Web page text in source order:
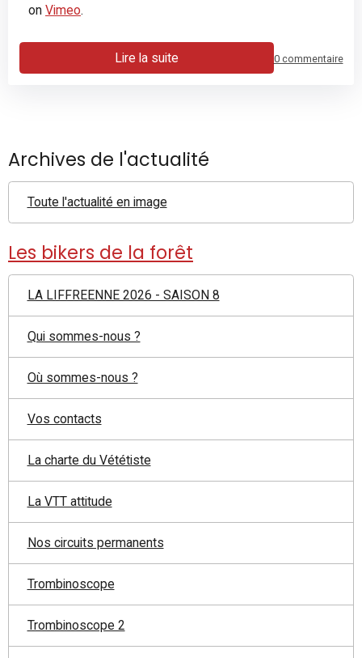
on Vimeo.
Lire la suite 0 commentaire
Archives de l'actualité
Toute l'actualité en image
Les bikers de la forêt
LA LIFFREENNE 2026 - SAISON 8
Qui sommes-nous ?
Où sommes-nous ?
Vos contacts
La charte du Vététiste
La VTT attitude
Nos circuits permanents
Trombinoscope
Trombinoscope 2